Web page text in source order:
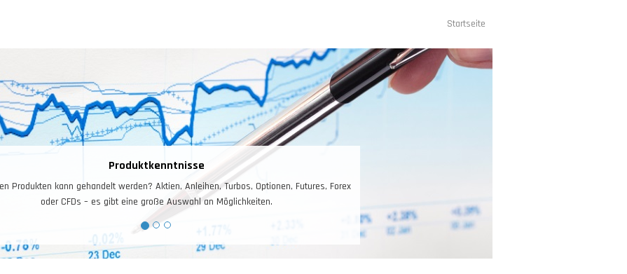
Startseite
Produktkenntnisse
Produkten kann gehandelt werden? Aktien, Anleihen, Turbos, Optionen, Futures, Forex
oder CFDs – es gibt eine große Auswahl an Möglichkeiten.